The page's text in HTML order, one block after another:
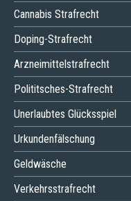
Cannabis Strafrecht
Doping-Strafrecht
Arzneimittelstrafrecht
Polititsches-Strafrecht
Unerlaubtes Glücksspiel
Urkundenfälschung
Geldwäsche
Verkehrsstrafrecht